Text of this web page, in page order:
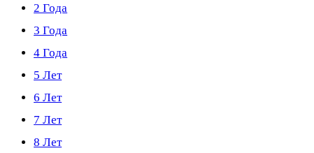
2 Года
3 Года
4 Года
5 Лет
6 Лет
7 Лет
8 Лет